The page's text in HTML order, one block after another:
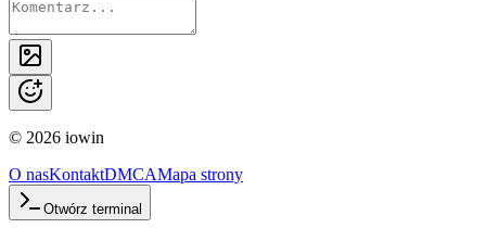
© 2026 iowin
O nasKontaktDMCAMapa strony
Otwórz terminal